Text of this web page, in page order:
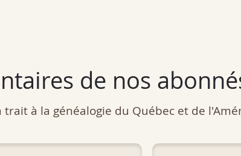
de nos
à la généalogie du Québec et de